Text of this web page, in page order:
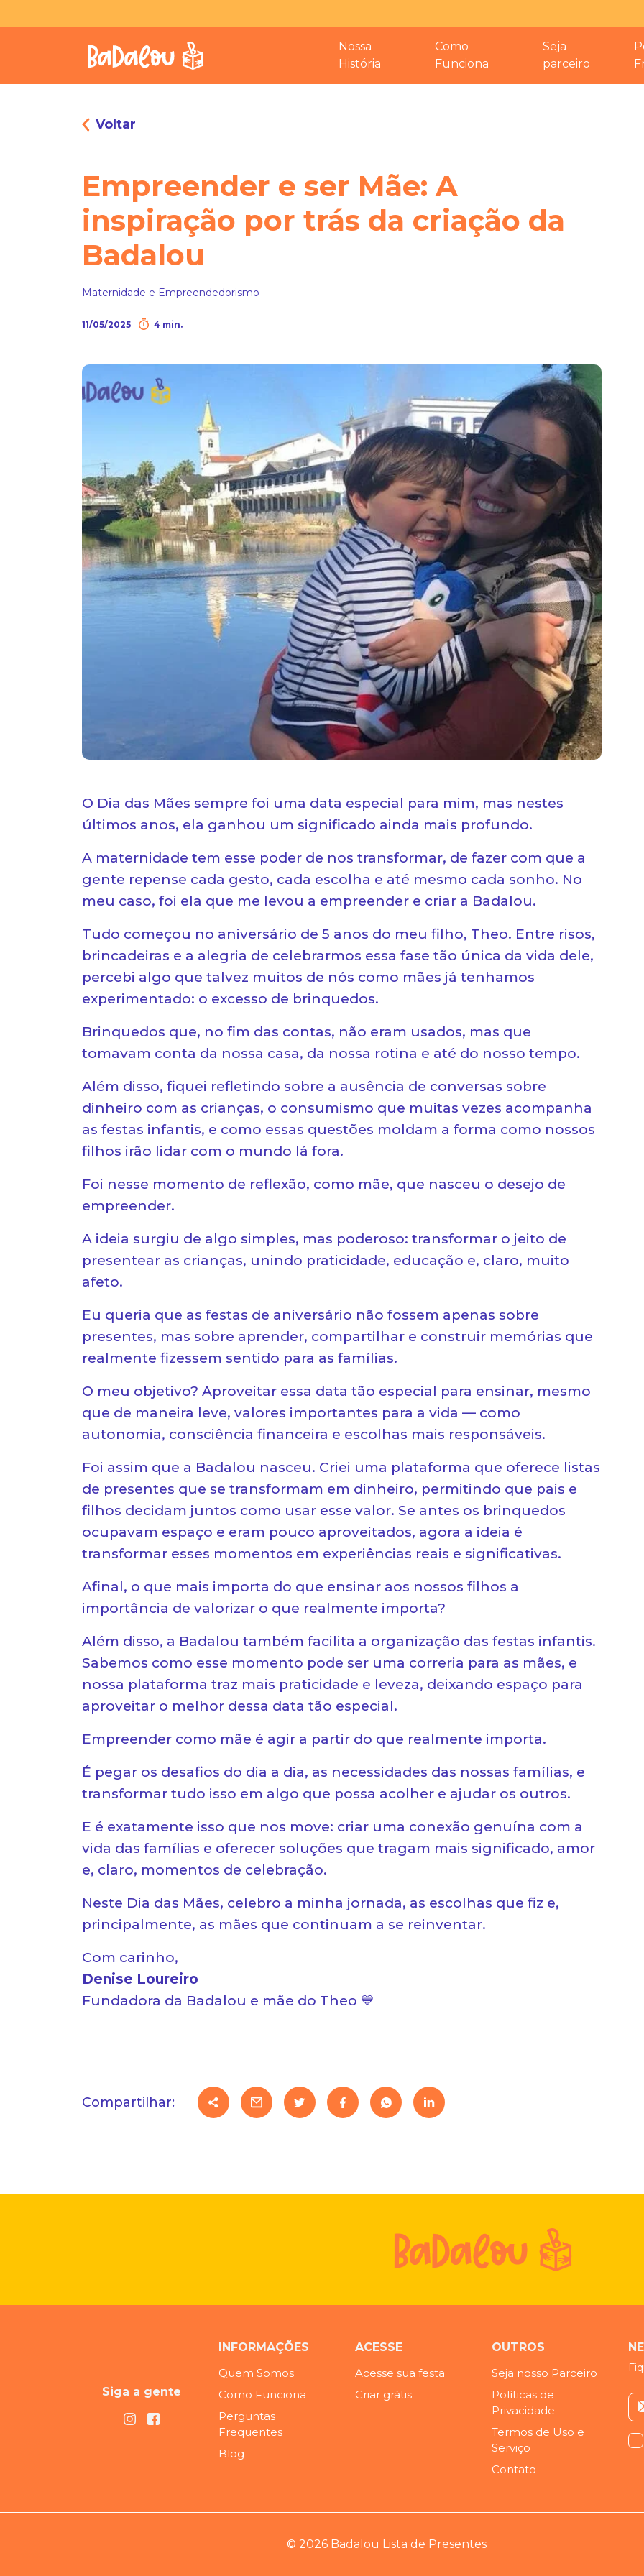
Nossa
História
Como
Funciona
Seja
parceiro
Voltar
Empreender e ser Mãe: A
inspiração por trás da criação da
Badalou
Maternidade e Empreendedorismo
11/05/2025 4 min.
O Dia das Mães sempre foi uma data especial para mim, mas nestes
últimos anos, ela ganhou um significado ainda mais profundo.
A maternidade tem esse poder de nos transformar, de fazer com que a
gente repense cada gesto, cada escolha e até mesmo cada sonho. No
meu caso, foi ela que me levou a empreender e criar a Badalou.
Tudo começou no aniversário de 5 anos do meu filho, Theo. Entre risos,
brincadeiras e a alegria de celebrarmos essa fase tão única da vida dele,
percebi algo que talvez muitos de nós como mães já tenhamos
experimentado: o excesso de brinquedos.
Brinquedos que, no fim das contas, não eram usados, mas que
tomavam conta da nossa casa, da nossa rotina e até do nosso tempo.
Além disso, fiquei refletindo sobre a ausência de conversas sobre
dinheiro com as crianças, o consumismo que muitas vezes acompanha
as festas infantis, e como essas questões moldam a forma como nossos
filhos irão lidar com o mundo lá fora.
Foi nesse momento de reflexão, como mãe, que nasceu o desejo de
empreender.
A ideia surgiu de algo simples, mas poderoso: transformar o jeito de
presentear as crianças, unindo praticidade, educação e, claro, muito
afeto.
Eu queria que as festas de aniversário não fossem apenas sobre
presentes, mas sobre aprender, compartilhar e construir memórias que
realmente fizessem sentido para as famílias.
O meu objetivo? Aproveitar essa data tão especial para ensinar, mesmo
que de maneira leve, valores importantes para a vida — como
autonomia, consciência financeira e escolhas mais responsáveis.
Foi assim que a Badalou nasceu. Criei uma plataforma que oferece listas
de presentes que se transformam em dinheiro, permitindo que pais e
filhos decidam juntos como usar esse valor. Se antes os brinquedos
ocupavam espaço e eram pouco aproveitados, agora a ideia é
transformar esses momentos em experiências reais e significativas.
Afinal, o que mais importa do que ensinar aos nossos filhos a
importância de valorizar o que realmente importa?
Além disso, a Badalou também facilita a organização das festas infantis.
Sabemos como esse momento pode ser uma correria para as mães, e
nossa plataforma traz mais praticidade e leveza, deixando espaço para
aproveitar o melhor dessa data tão especial.
Empreender como mãe é agir a partir do que realmente importa.
É pegar os desafios do dia a dia, as necessidades das nossas famílias, e
transformar tudo isso em algo que possa acolher e ajudar os outros.
E é exatamente isso que nos move: criar uma conexão genuína com a
vida das famílias e oferecer soluções que tragam mais significado, amor
e, claro, momentos de celebração.
Neste Dia das Mães, celebro a minha jornada, as escolhas que fiz e,
principalmente, as mães que continuam a se reinventar.
Com carinho,
Denise Loureiro
Fundadora da Badalou e mãe do Theo 💙
Compartilhar:
Siga a gente
INFORMAÇÕES
Quem Somos
Como Funciona
Perguntas
Frequentes
Blog
ACESSE
Acesse sua festa
Criar grátis
OUTROS
Seja nosso Parceiro
Políticas de
Privacidade
Termos de Uso e
Serviço
Contato
© 2026 Badalou Lista de Presentes